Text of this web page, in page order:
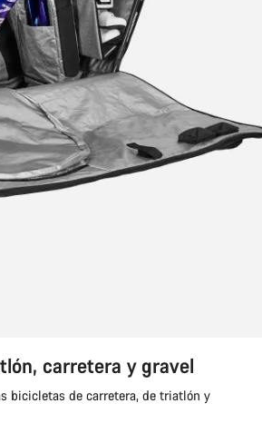
carretera y gravel
bicicletas de carretera, de triatlón y